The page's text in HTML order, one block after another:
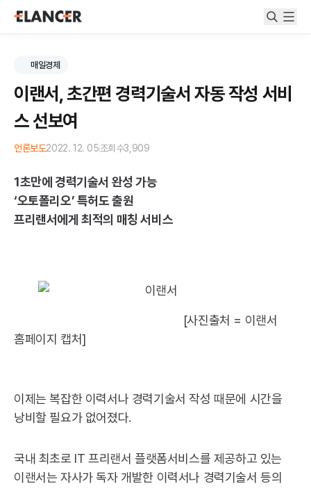
매일경제
이랜서, 초간편 경력기술서 자동 작성 서비
스 선보여
언론보도2022. 12. 05조회수3,909
1초만에 경력기술서 완성 가능
‘오토폴리오’ 특허도 출원
프리랜서에게 최적의 매칭 서비스
[사진출처 = 이랜서
홈페이지 캡처]
이제는 복잡한 이력서나 경력기술서 작성 때문에 시간을
낭비할 필요가 없어졌다.
국내 최초로 IT 프리랜서 플랫폼서비스를 제공하고 있는
이랜서는 자사가 독자 개발한 이력서나 경력기술서 등의